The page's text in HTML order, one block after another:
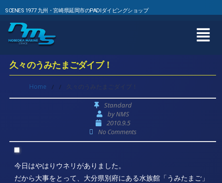
SCENES 1977 九州・宮崎県延岡市のPADIダイビングショップ
久々のうみたまごダイブ！
Home / / 久々のうみたまごダイブ！
Standard
byNMS
2010.9.5
No Comments
今日はやはりウネリがありました。
だから大事をとって、大分県別府にある水族館「うみたまご」